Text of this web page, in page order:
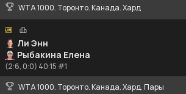
WTA 1000. Торонто. Канада. Хард
Ли Энн
Рыбакина Елена
(2:6, 0:0) 40:15 #1
WTA 1000. Торонто. Канада. Хард. Пары